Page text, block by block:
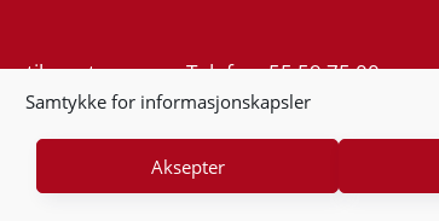
Samtykke for informasjonskapsler
Aksepter
Sentrum
761 246
Telefon:55 59 75 00
E-post:post@kt.no
Nyhetsvarsel >>